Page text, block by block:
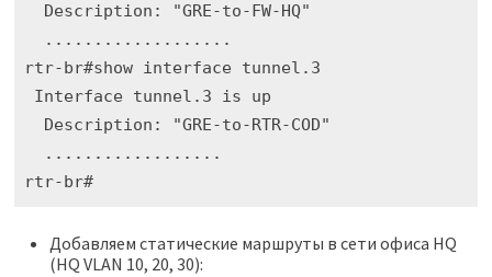
  Description: "GRE-to-FW-HQ"
  ...................
rtr-br#show interface tunnel.3
Interface tunnel.3 is up
  Description: "GRE-to-RTR-COD"
  ..................
rtr-br#
Добавляем статические маршруты в сети офиса HQ
(HQ VLAN 10, 20, 30):